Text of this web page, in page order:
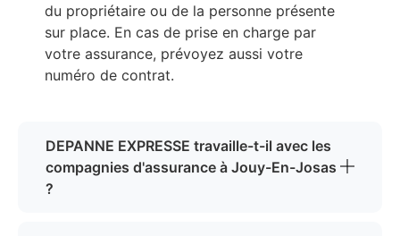
du propriétaire ou de la personne présente
sur place. En cas de prise en charge par
votre assurance, prévoyez aussi votre
numéro de contrat.
DEPANNE EXPRESSE travaille-t-il avec les
compagnies d'assurance à Jouy-En-Josas
?